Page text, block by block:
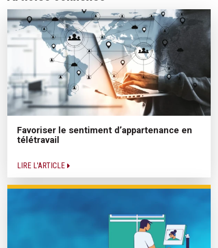
Favoriser le sentiment d’appartenance en
télétravail
LIRE L'ARTICLE